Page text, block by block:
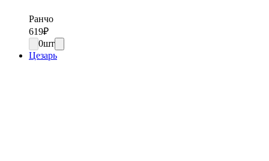
Ранчо
619₽
0шт
Цезарь